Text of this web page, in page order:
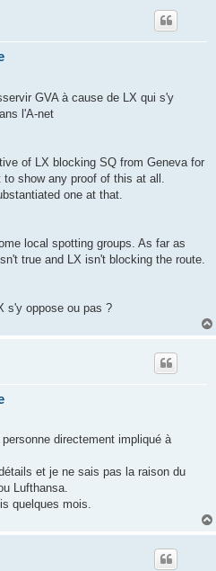
GVA à cause de LX qui s'y
l'A-net
of LX blocking SQ from Geneva for
show any proof of this at all.
one at that.
local spotting groups. As far as
true and LX isn't blocking the route.
s'y oppose ou pas ?
directement impliqué à
et je ne sais pas la raison du
Lufthansa.
quelques mois.